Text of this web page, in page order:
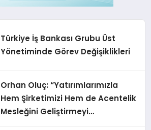
Türkiye İş Bankası Grubu Üst
Yönetiminde Görev Değişiklikleri
Orhan Oluç: “Yatırımlarımızla
Hem Şirketimizi Hem de Acentelik
Mesleğini Geliştirmeyi
Hedefliyoruz”